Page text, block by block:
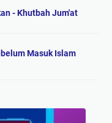
- Khutbah Jum'at
Masuk Islam